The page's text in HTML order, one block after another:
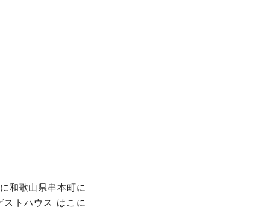
和歌山県串本町に
トハウス はこに